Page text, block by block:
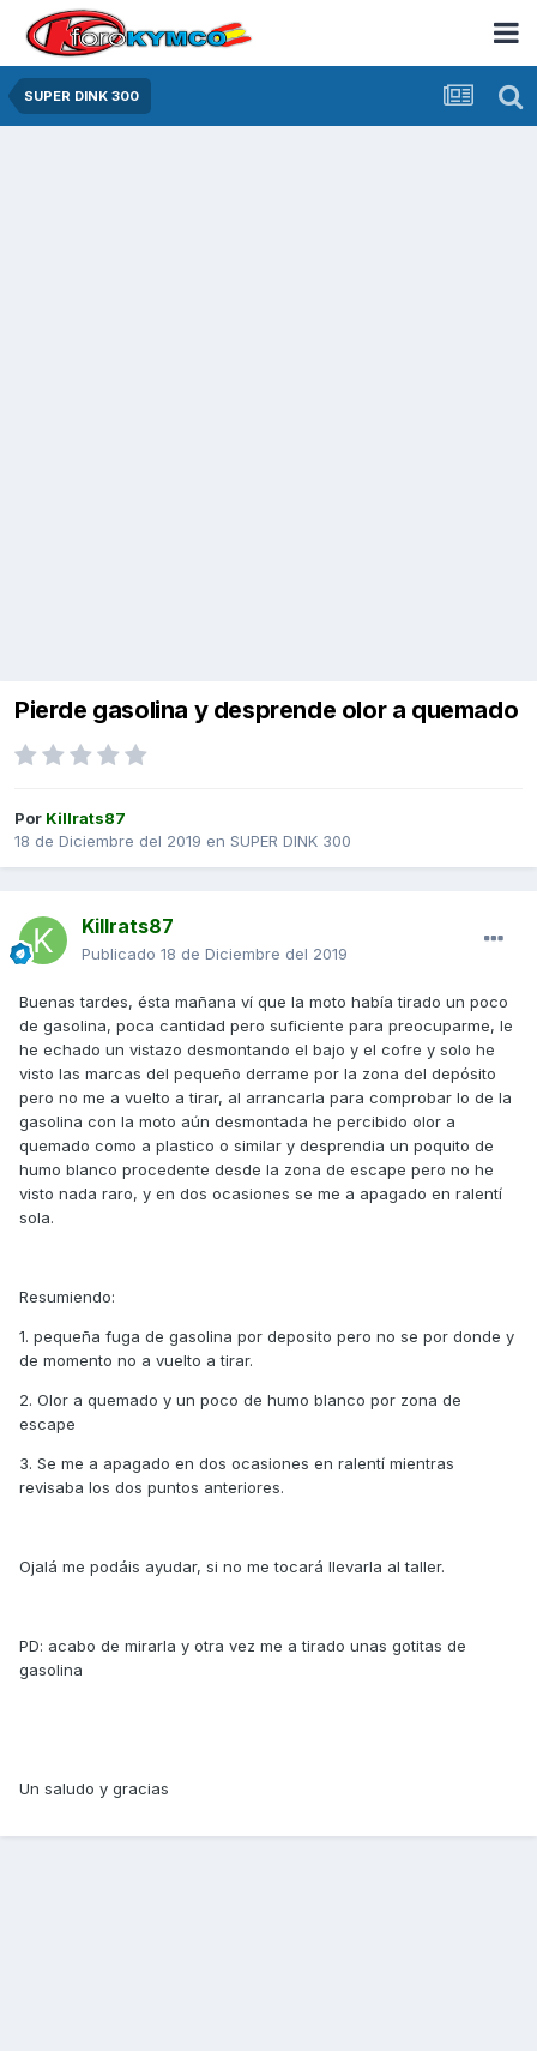
SUPER DINK 300
Pierde gasolina y desprende olor a quemado
Por Killrats87
18 de Diciembre del 2019 en SUPER DINK 300
Killrats87
Publicado 18 de Diciembre del 2019
Buenas tardes, ésta mañana ví que la moto había tirado un poco
de gasolina, poca cantidad pero suficiente para preocuparme, le
he echado un vistazo desmontando el bajo y el cofre y solo he
visto las marcas del pequeño derrame por la zona del depósito
pero no me a vuelto a tirar, al arrancarla para comprobar lo de la
gasolina con la moto aún desmontada he percibido olor a
quemado como a plastico o similar y desprendia un poquito de
humo blanco procedente desde la zona de escape pero no he
visto nada raro, y en dos ocasiones se me a apagado en ralentí
sola.
Resumiendo:
1. pequeña fuga de gasolina por deposito pero no se por donde y
de momento no a vuelto a tirar.
2. Olor a quemado y un poco de humo blanco por zona de
escape
3. Se me a apagado en dos ocasiones en ralentí mientras
revisaba los dos puntos anteriores.
Ojalá me podáis ayudar, si no me tocará llevarla al taller.
PD: acabo de mirarla y otra vez me a tirado unas gotitas de
gasolina
Un saludo y gracias